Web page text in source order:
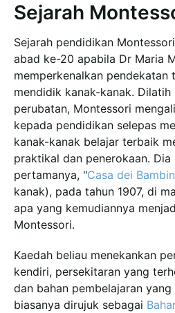
Sejarah
Sejarah pendidikan
abad ke-20 apabila Dr Maria
memperkenalkan pendekatan
mendidik kanak-kanak.
perubatan, Montessori
kepada pendidikan selepas
kanak-kanak belajar terbaik
praktikal dan penerokaan. Dia
pertamanya, "Casa dei
kanak), pada tahun 1907, di
apa yang kemudiannya
Montessori.
Kaedah beliau menekankan
kendiri, persekitaran yang
dan bahan pembelajaran
biasanya dirujuk sebagai